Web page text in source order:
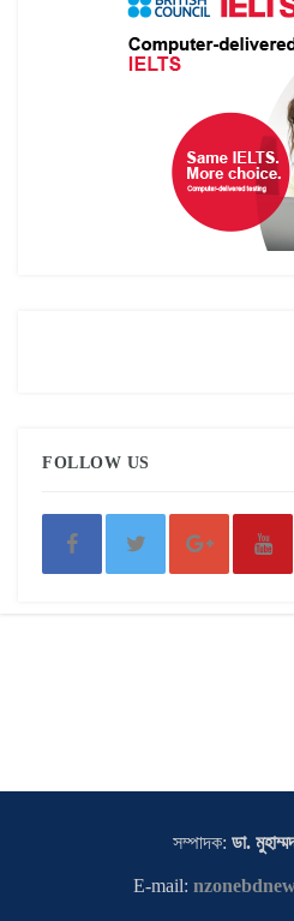
FOLLOW US
সম্পাদক: ডা.
E-mail: